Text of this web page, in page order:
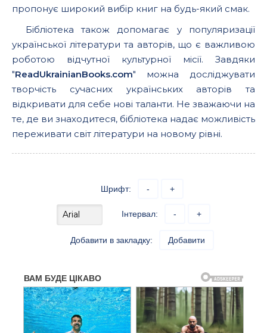
пропонує широкий вибір книг на будь-який смак.
Бібліотека також допомагає у популяризації
української літератури та авторів, що є важливою
роботою відчутної культурної місії. Завдяки
"ReadUkrainianBooks.com" можна досліджувати
творчість сучасних українських авторів та
відкривати для себе нові таланти. Не зважаючи на
те, де ви знаходитеся, бібліотека надає можливість
переживати світ літератури на новому рівні.
Шрифт: - +
Інтервал: - +
Добавити в закладку: Добавити